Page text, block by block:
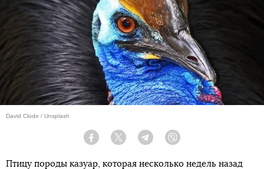
David Clode / Unsplash
Facebook Twitter Telegram
Птицу породы казуар, которая несколько недель назад